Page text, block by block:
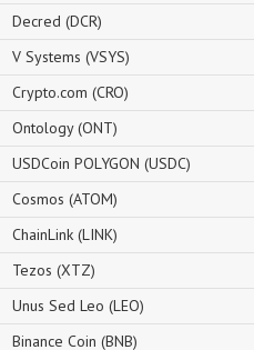
Decred (DCR)
V Systems (VSYS)
Crypto.com (CRO)
Ontology (ONT)
USDCoin POLYGON (USDC)
Cosmos (ATOM)
ChainLink (LINK)
Tezos (XTZ)
Unus Sed Leo (LEO)
Binance Coin (BNB)